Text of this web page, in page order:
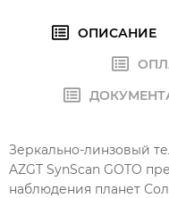
ОПИСАНИЕ
Зеркально-линзовый
AZGT SynScan GOTO
наблюдения планет